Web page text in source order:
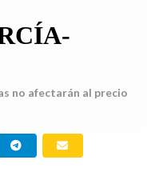
no afectarán al precio